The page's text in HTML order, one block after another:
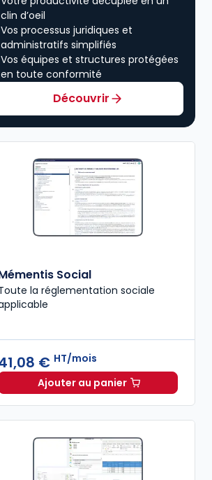
clin d’oeil
Vos processus juridiques et
administratifs simplifiés
Vos équipes et structures protégées
en toute conformité
Découvrir
mois
Social
la réglementation sociale
€ HT/mois
Ajouter au panierMémentis Social à